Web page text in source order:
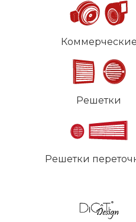
Решетки
Решетки